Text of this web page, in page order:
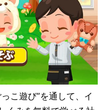
こ遊び”を通して、イ